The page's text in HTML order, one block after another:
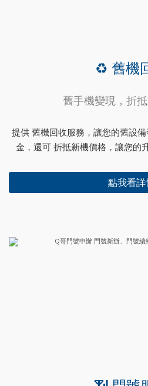
♻️ 舊機
舊手機變現，折
提供 舊機回收服務，讓您的舊設
金，還可 折抵新機價格，讓您的
點我看詳